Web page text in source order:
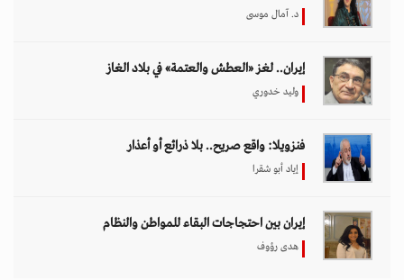
د. آمال موسى
إيران.. لغز «العطش والعتمة» في بلاد الغاز
وليد خدوري
فنزويلا: واقع صريح.. بلا ذرائع أو أعذار
إياد أبو شقرا
إيران بين احتجاجات البقاء للمواطن والنظام
هدى رؤوف